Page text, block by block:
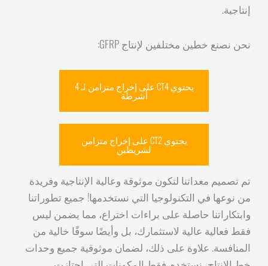
إنتاجية.
نحن نصنع خطين مختلفين لإنتاج GFRP:
يحتوي CT4 على إخراج متزامن لـ 4
أشرطة
يحتوي CT2 على إخراج متزامن
لشريطين
تم تصميم معداتنا لتكون موثوقة وعالية الإنتاجية وفريدة
من نوعها في التكنولوجيا التي نستخدمها! جميع تطوراتنا
وابتكاراتنا حاصلة على براءات اختراع، مما يضمن ليس
فقط فعالية عالية لاستثمارك، بل وأيضًا سوقًا خالية من
المنافسة. علاوة على ذلك، لضمان موثوقية جميع وحدات